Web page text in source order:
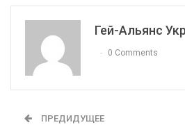
Гей-Альянс
0 Comments
ПРЕДИДУЩЕЕ